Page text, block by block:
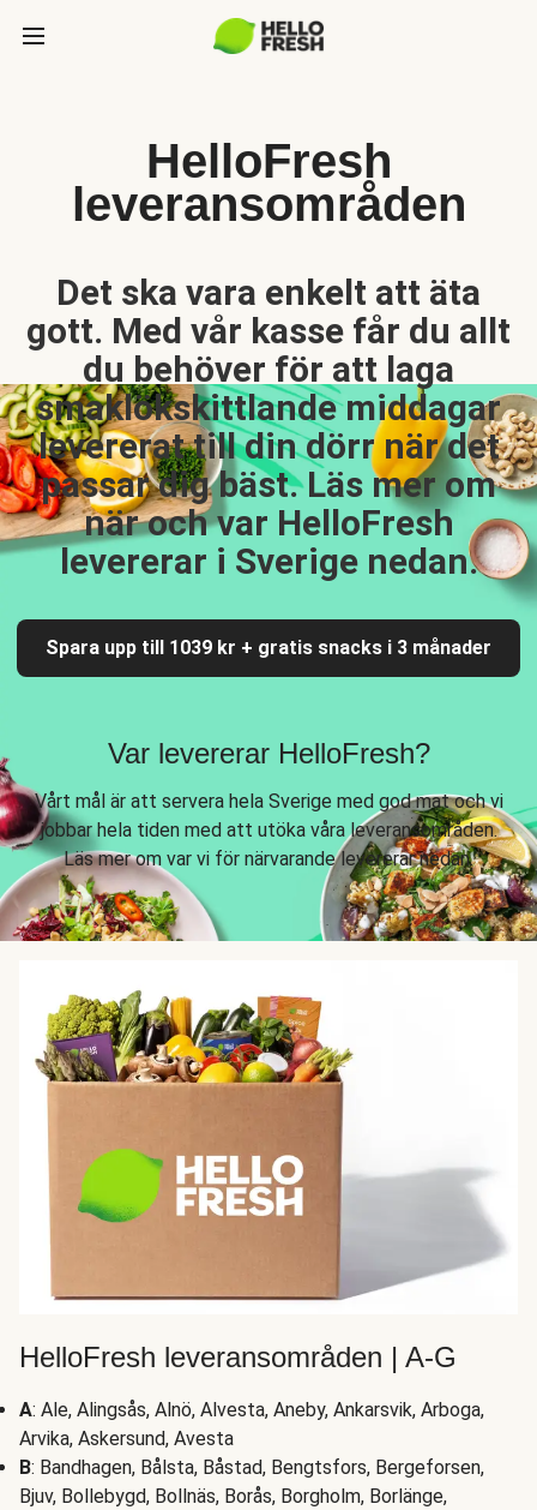
HelloFresh
leveransområden
Det ska vara enkelt att äta
gott. Med vår kasse får du allt
du behöver för att laga
smaklökskittlande middagar
levererat till din dörr när det
passar dig bäst. Läs mer om
när och var HelloFresh
levererar i Sverige nedan.
Spara upp till 1039 kr + gratis snacks i 3 månader
Var levererar HelloFresh?
Vårt mål är att servera hela Sverige med god mat och vi
jobbar hela tiden med att utöka våra leveransområden.
Läs mer om var vi för närvarande levererar nedan.
HelloFresh leveransområden | A-G
A: Ale, Alingsås, Alnö, Alvesta, Aneby, Ankarsvik, Arboga,
Arvika, Askersund, Avesta
B: Bandhagen, Bålsta, Båstad, Bengtsfors, Bergeforsen,
Bjuv, Bollebygd, Bollnäs, Borås, Borgholm, Borlänge,